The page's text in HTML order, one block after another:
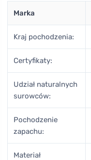
Marka
Kraj pochodzenia:
Certyfikaty:
Udział naturalnych
surowców:
Pochodzenie
zapachu:
Materiał